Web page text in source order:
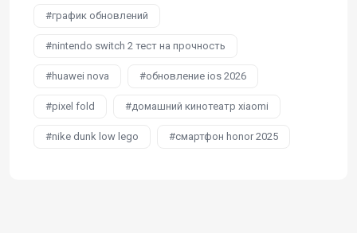
график обновлений
nintendo switch 2 тест на прочность
huawei nova обновление ios 2026
pixel fold домашний кинотеатр xiaomi
nike dunk low lego смартфон honor 2025